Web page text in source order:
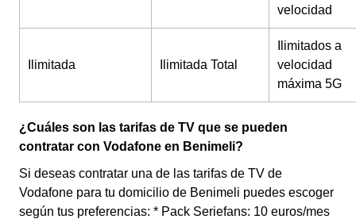
velocidad
Ilimitada Ilimitada Total
Ilimitados a
velocidad
máxima 5G
¿Cuáles son las tarifas de TV que se pueden
contratar con Vodafone en Benimeli?
Si deseas contratar una de las tarifas de TV de
Vodafone para tu domicilio de Benimeli puedes escoger
según tus preferencias: * Pack Seriefans: 10 euros/mes